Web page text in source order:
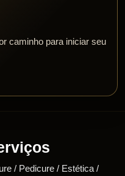
caminho para iniciar seu
/ Pedicure / Estética /